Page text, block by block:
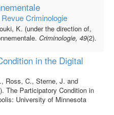
Criminologie
K. (under the direction of,
Criminologie, 49(2).
in the Digital
Ross, C., Sterne, J. and
The Participatory Condition in
University of Minnesota